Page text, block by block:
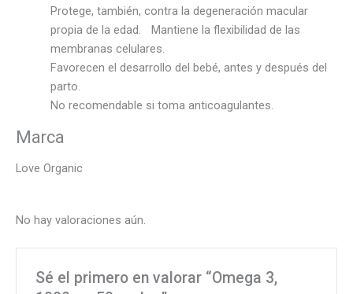
Protege, también, contra la degeneración macular
propia de la edad. Mantiene la flexibilidad de las
membranas celulares.
Favorecen el desarrollo del bebé, antes y después del
parto.
No recomendable si toma anticoagulantes.
Marca
Love Organic
No hay valoraciones aún.
Sé el primero en valorar “Omega 3,